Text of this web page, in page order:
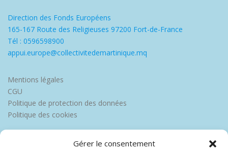
Gérer le consentement
Direction des Fonds Européens
165-167 Route des Religieuses 97200 Fort-de-France
Tél : 0596598900
appui.europe@collectivitedemartinique.mq
Mentions légales
CGU
Politique de protection des données
Politique des cookies